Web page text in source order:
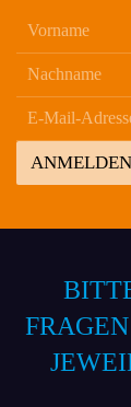
ANMELDEN